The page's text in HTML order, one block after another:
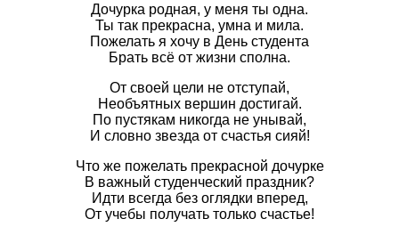
Дочурка родная, у меня ты одна.
Ты так прекрасна, умна и мила.
Пожелать я хочу в День студента
Брать всё от жизни сполна.
От своей цели не отступай,
Необъятных вершин достигай.
По пустякам никогда не унывай,
И словно звезда от счастья сияй!
Что же пожелать прекрасной дочурке
В важный студенческий праздник?
Идти всегда без оглядки вперед,
От учебы получать только счастье!